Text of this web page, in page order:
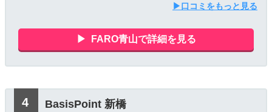
▶口コミをもっと見る
FARO青山で詳細を見る
BasisPoint 新橋